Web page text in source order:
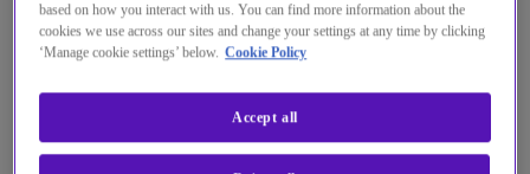
motivado tal descuento. Del mismo modo,
tenga pendientes con el Cliente, en su caso.
BT podrá resolver el presente Contrato por
based on how you interact with us. You can find more information about the
cookies we use across our sites and change your settings at any time by clicking
‘Manage cookie settings’ below. Cookie Policy
Accept all